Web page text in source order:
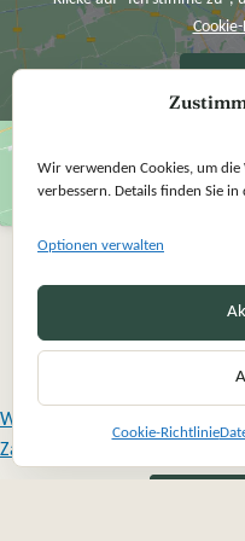
Wir verwenden Cookies, um
verbessern. Details finden Sie
Optionen verwalten
Cookie-Richtlinie
Widerrufsbelehrung
Zahlung und Versand